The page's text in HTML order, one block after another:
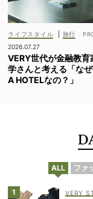
ライフスタイル
旅行
2026.07.27
VERY世代が金融教育
学さんと考える「な
A HOTELなの？」
ALL ファ
VERY